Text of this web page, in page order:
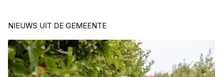
NIEUWS UIT DE GEMEENTE